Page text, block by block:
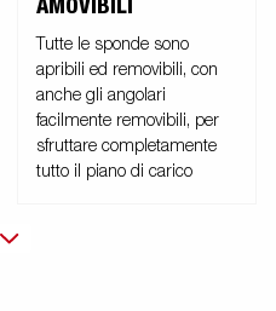
AMOVIBILI
Tutte le sponde sono
apribili ed removibili, con
anche gli angolari
facilmente removibili, per
sfruttare completamente
tutto il piano di carico